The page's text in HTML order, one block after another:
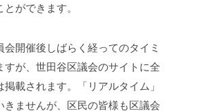
ができます。
会開催後しばらく経ってのタイミ
すが、世田谷区議会のサイトに全
載されます。「リアルタイム」
きませんが、区民の皆様も区議会